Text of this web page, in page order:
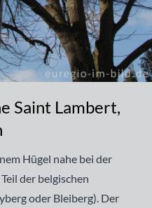
Saint Lambert,
Hügel nahe bei der
der belgischen
oder Bleiberg). Der